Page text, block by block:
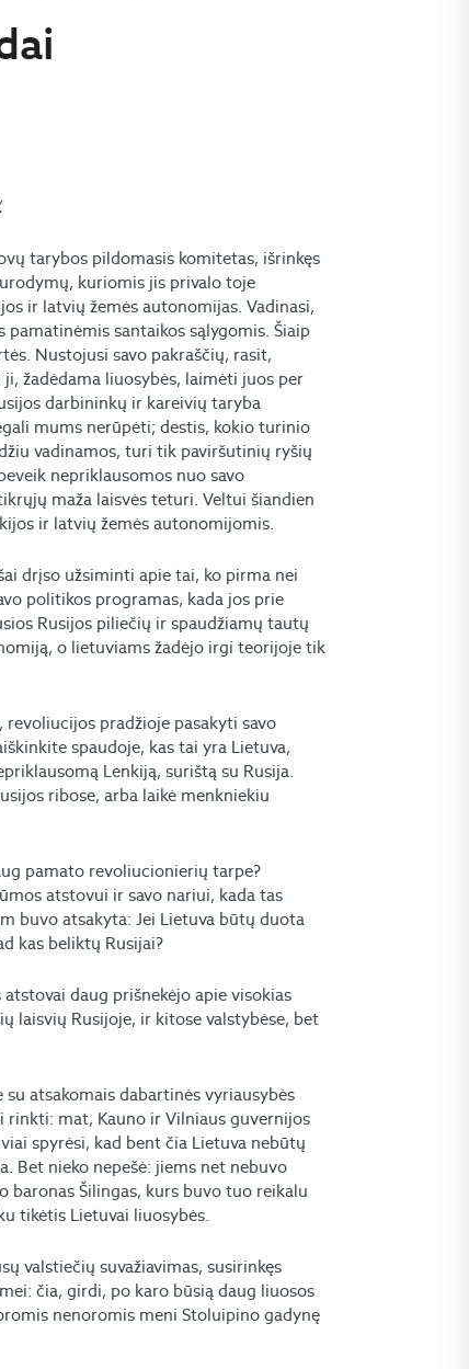
tarybos pildomasis komitetas, išrinkęs
kuriomis jis privalo toje
ir latvių žemės autonomijas. Vadinasi,
santaikos sąlygomis. Šiaip
Nustojusi savo pakraščių, rasit,
žadėdama liuosybės, laimėti juos per
darbininkų ir kareivių taryba
mums nerūpėti; destis, kokio turinio
vadinamos, turi tik paviršutinių ryšių
nepriklausomos nuo savo
maža laisvės teturi. Veltui šiandien
ir latvių žemės autonomijomis.
drįso užsiminti apie tai, ko pirma nei
politikos programas, kada jos prie
Rusijos piliečių ir spaudžiamų tautų
o lietuviams žadėjo irgi teorijoje tik
pradžioje pasakyti savo
spaudoje, kas tai yra Lietuva,
Lenkiją, surištą su Rusija.
ribose, arba laikė menkniekiu
pamato revoliucionierių tarpe?
atstovui ir savo nariui, kada tas
buvo atsakyta: Jei Lietuva būtų duota
kas beliktų Rusijai?
daug prišnekėjo apie visokias
laisvių Rusijoje, ir kitose valstybėse, bet
atsakomais dabartinės vyriausybės
mat, Kauno ir Vilniaus guvernijos
spyrėsi, kad bent čia Lietuva nebūtų
Bet nieko nepešė: jiems net nebuvo
baronas Šilingas, kurs buvo tuo reikalu
tikėtis Lietuvai liuosybės.
valstiečių suvažiavimas, susirinkęs
čia, girdi, po karo būsią daug liuosos
nenoromis meni Stoluipino gadynę